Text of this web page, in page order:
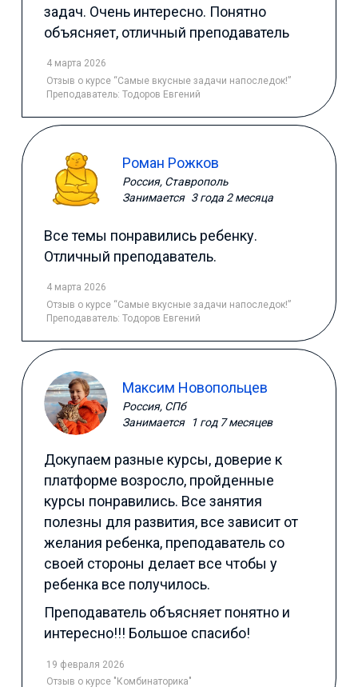
задач. Очень интересно. Понятно
объясняет, отличный преподаватель
4 марта 2026
Отзыв о курсе “Самые вкусные задачи напоследок!”
Преподаватель: Тодоров Евгений
Роман Рожков
Россия, Ставрополь
Занимается 3 года 2 месяца
Все темы понравились ребенку.
Отличный преподаватель.
4 марта 2026
Отзыв о курсе “Самые вкусные задачи напоследок!”
Преподаватель: Тодоров Евгений
Максим Новопольцев
Россия, СПб
Занимается
1 год 7 месяцев
Докупаем разные курсы, доверие к
платформе возросло, пройденные
курсы понравились. Все занятия
полезны для развития, все зависит от
желания ребенка, преподаватель со
своей стороны делает все чтобы у
ребенка все получилось.
Преподаватель объясняет понятно и
интересно!!! Большое спасибо!
19 февраля 2026
Отзыв о курсе "Комбинаторика"